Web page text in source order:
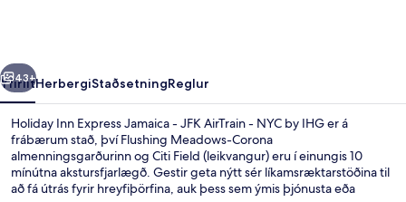
AirTrain
-
NYC
by
IHG
Næsta
43+
YfirlitHerbergiStaðsetningReglur
Holiday Inn Express Jamaica - JFK AirTrain - NYC by IHG er á
frábærum stað, því Flushing Meadows-Corona
almenningsgarðurinn og Citi Field (leikvangur) eru í einungis 10
mínútna akstursfjarlægð. Gestir geta nýtt sér líkamsræktarstöðina til
að fá útrás fyrir hreyfiþörfina, auk þess sem ýmis þjónusta eða